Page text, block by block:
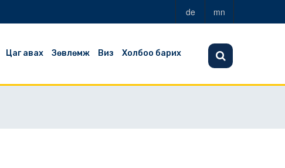
de mn
Цаг авах Зөвлөмж Виз Холбоо барих